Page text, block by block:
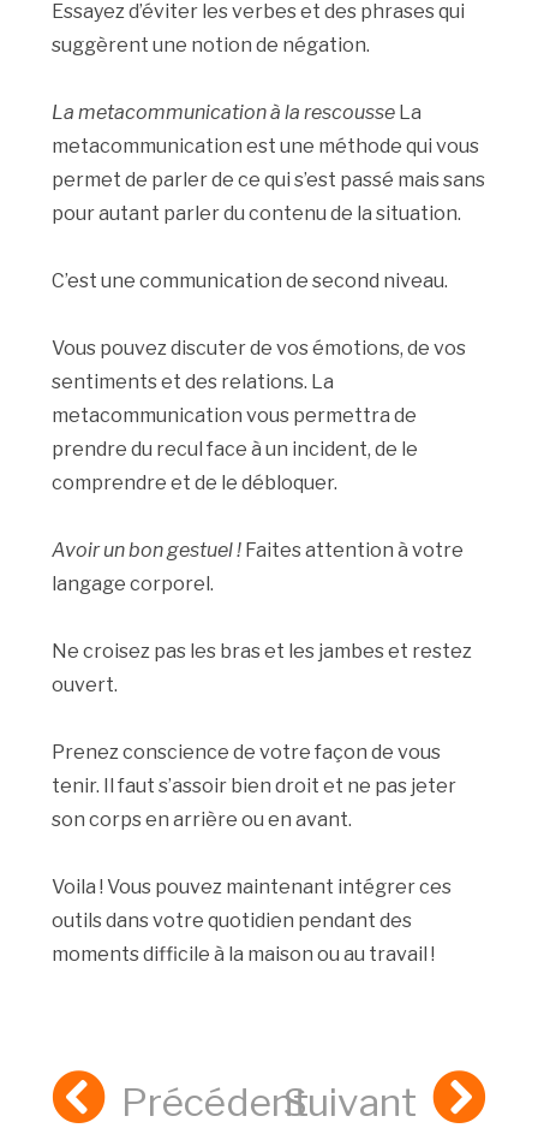
Essayez d’éviter les verbes et des phrases qui
suggèrent une notion de négation.
La metacommunication à la rescousse La
metacommunication est une méthode qui vous
permet de parler de ce qui s’est passé mais sans
pour autant parler du contenu de la situation.
C’est une communication de second niveau.
Vous pouvez discuter de vos émotions, de vos
sentiments et des relations. La
metacommunication vous permettra de
prendre du recul face à un incident, de le
comprendre et de le débloquer.
Avoir un bon gestuel ! Faites attention à votre
langage corporel.
Ne croisez pas les bras et les jambes et restez
ouvert.
Prenez conscience de votre façon de vous
tenir. Il faut s’assoir bien droit et ne pas jeter
son corps en arrière ou en avant.
Voila ! Vous pouvez maintenant intégrer ces
outils dans votre quotidien pendant des
moments difficile à la maison ou au travail !
PrécédentSuivant